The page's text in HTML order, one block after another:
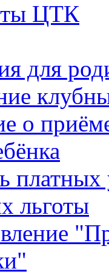
ЦТК
для
о
платных
льготы